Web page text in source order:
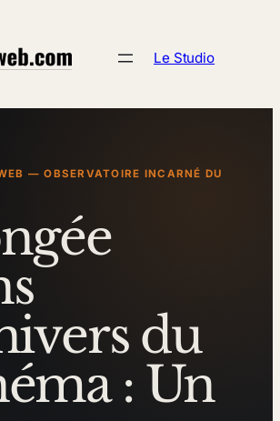
Le Studio
— OBSERVATOIRE INCARNÉ DU
du
: Un